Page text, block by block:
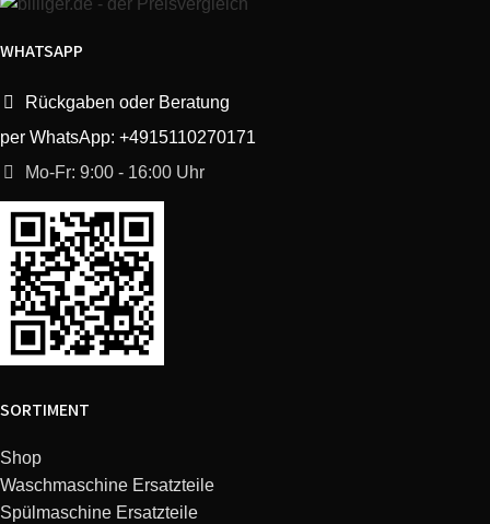
WHATSAPP
Rückgaben oder Beratung
per WhatsApp: +4915110270171
Mo-Fr: 9:00 - 16:00 Uhr
SORTIMENT
Shop
Waschmaschine Ersatzteile
Spülmaschine Ersatzteile